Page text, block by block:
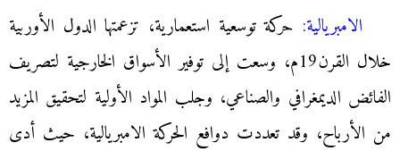
الامبريالية: حركة توسعية استعمارية، تزعمتها الدول الأوربية
خلال القرن19م، وسعت إلى توفير الأسواق الخارجية لتصريف
الفائض الديمغرافي والصناعي، وجلب المواد الأولية لتحقيق المزيد
من الأرباح، وقد تعددت دوافع الحركة الامبريالية، حيث أدى